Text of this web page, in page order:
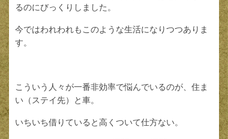
るのにびっくりしました。
今ではわれわれもこのような生活になりつつありま
す。
こういう人々が一番非効率で悩んでいるのが、住ま
い（ステイ先）と車。
いちいち借りていると高くついて仕方ない。